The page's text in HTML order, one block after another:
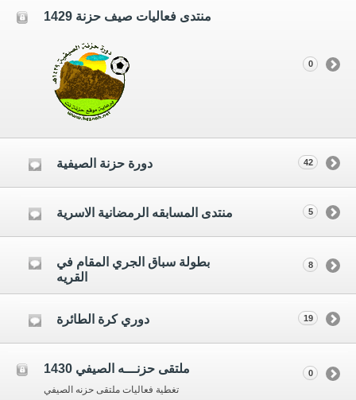
منتدى فعاليات صيف حزنة 1429
0
دورة حزنة الصيفية 42
منتدى المسابقه الرمضانية الاسرية 5
بطولة سباق الجري المقام في
القريه
8
دوري كرة الطائرة 19
ملتقى حزنـــه الصيفي 1430
تغطية فعاليات ملتقى حزنه الصيفي
0